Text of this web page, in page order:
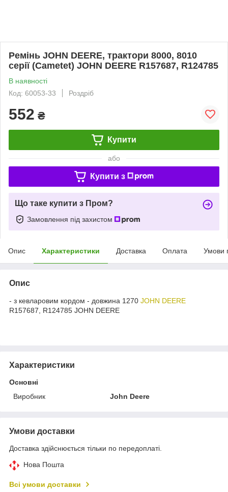
Ремінь JOHN DEERE, трактори 8000, 8010
серії (Cametet) JOHN DEERE R157687, R124785
В наявності
Код: 60053-33
Роздріб
552 ₴
Купити
або
Купити з
Що таке купити з Пром?
Замовлення під захистом
Опис Характеристики Доставка Оплата Умови
Опис
- з кевларовим кордом - довжина 1270 JOHN DEERE
R157687, R124785 JOHN DEERE
Характеристики
Основні
Виробник
John Deere
Умови доставки
Доставка здійснюється тільки по передоплаті.
Нова Пошта
Всі умови доставки